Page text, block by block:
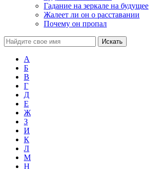
Гадание на зеркале на будущее
Жалеет ли он о расставании
Почему он пропал
А
Б
В
Г
Д
Е
Ж
З
И
К
Л
М
Н